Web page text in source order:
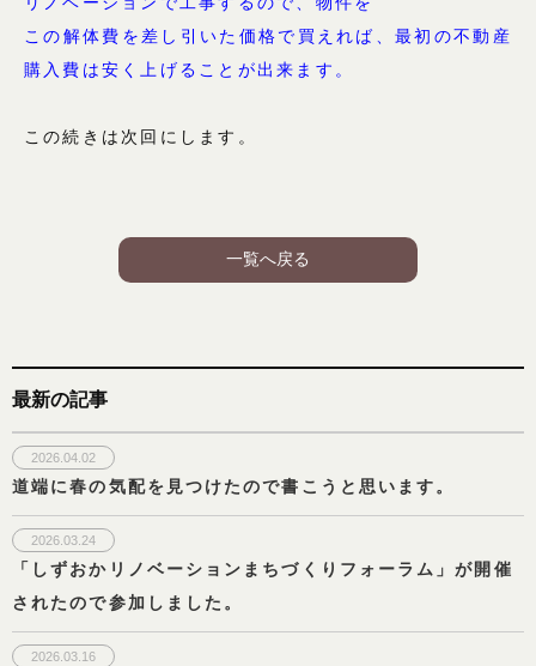
この解体費を差し引いた価格で買えれば、最初の不動産
購入費は安く上げることが出来ます。
この続きは次回にします。
一覧へ戻る
最新の記事
2026.04.02
道端に春の気配を見つけたので書こうと思います。
2026.03.24
「しずおかリノベーションまちづくりフォーラム」が開催
されたので参加しました。
2026.03.16